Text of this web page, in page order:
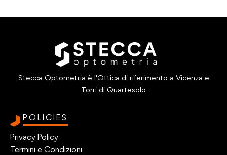
Stecca Optometria è l'Ottica di riferimento a Vicenza e
Torri di Quartesolo
POLICIES
Privacy Policy
Termini e Condizioni